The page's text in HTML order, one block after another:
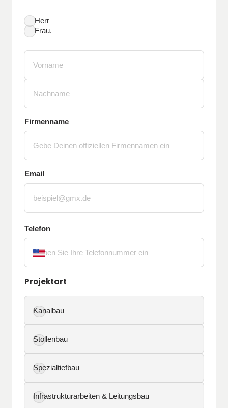
Auswählen
Herr
Frau.
Firmenname
Email
Telefon
Projektart
Kanalbau
Stollenbau
Spezialtiefbau
Infrastrukturarbeiten & Leitungsbau